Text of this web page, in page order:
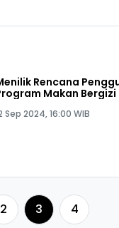
Rencana
Makan
Sep 2024, 16:00 WIB
2 3 4